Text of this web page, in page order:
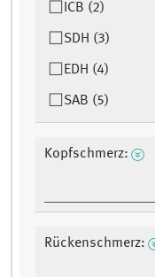
ICB (2)
SDH (3)
EDH (4)
SAB (5)
Kopfschmerz:
Rückenschmerz: